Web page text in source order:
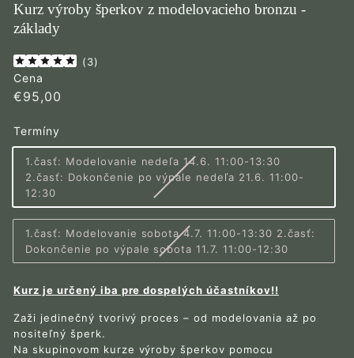
Kurz výroby šperkov z modelovacieho bronzu -
základy
(3)
Cena
Bežná
€95,00
Termíny
1.časť: Modelovanie nedeľa 14.6. 11:00-13:30
2.časť: Dokončenie po výpale nedeľa 21.6. 11:00-
12:30Variant
vypredaný
alebo
nedostupný
1.časť: Modelovanie sobota 4.7. 11:00-13:30 2.časť:
Dokončenie po výpale sobota 11.7. 11:00-12:30Variant
vypredaný
Kurz je určený iba pre dospelých účastníkov!!
Zaži jedinečný tvorivý proces – od modelovania až po
nositeľný šperk.
Na skupinovom kurze výroby šperkov pomocu